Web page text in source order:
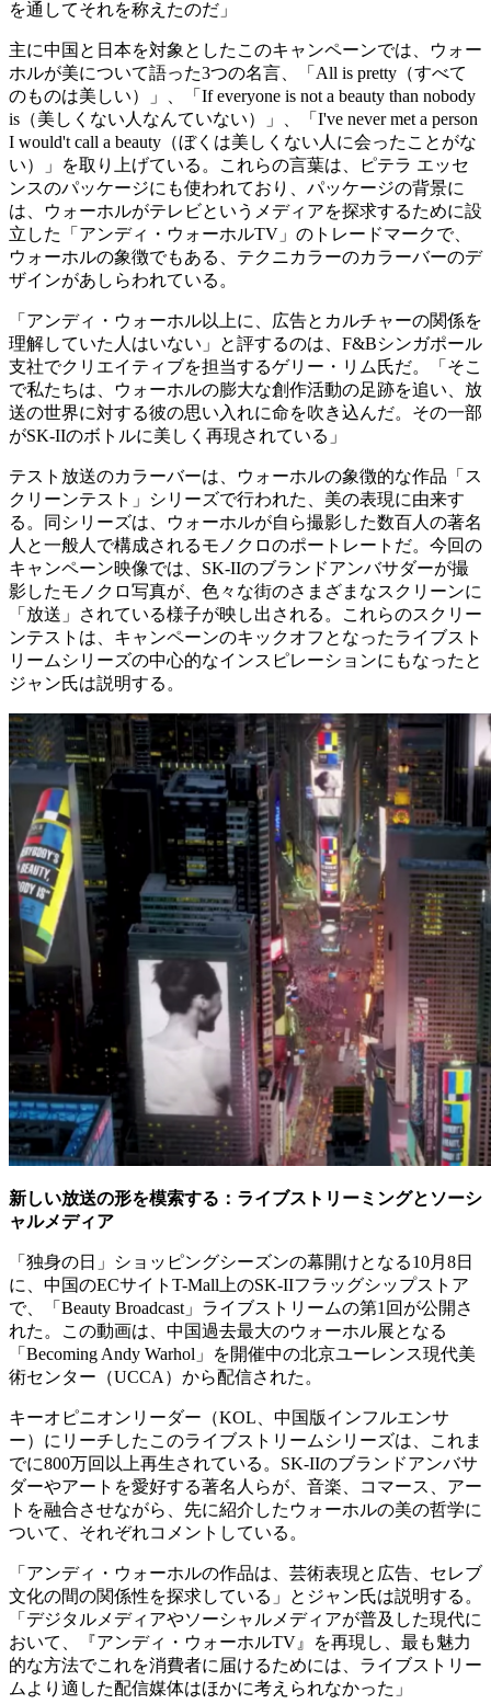
を通してそれを称えたのだ」
主に中国と日本を対象としたこのキャンペーンでは、ウォー
ホルが美について語った3つの名言、「All is pretty（すべて
のものは美しい）」、「If everyone is not a beauty than nobody
is（美しくない人なんていない）」、「I've never met a person
I would't call a beauty（ぼくは美しくない人に会ったことがな
い）」を取り上げている。これらの言葉は、ピテラ エッセ
ンスのパッケージにも使われており、パッケージの背景に
は、ウォーホルがテレビというメディアを探求するために設
立した「アンディ・ウォーホルTV」のトレードマークで、
ウォーホルの象徴でもある、テクニカラーのカラーバーのデ
ザインがあしらわれている。
「アンディ・ウォーホル以上に、広告とカルチャーの関係を
理解していた人はいない」と評するのは、F&Bシンガポール
支社でクリエイティブを担当するゲリー・リム氏だ。「そこ
で私たちは、ウォーホルの膨大な創作活動の足跡を追い、放
送の世界に対する彼の思い入れに命を吹き込んだ。その一部
がSK-IIのボトルに美しく再現されている」
テスト放送のカラーバーは、ウォーホルの象徴的な作品「ス
クリーンテスト」シリーズで行われた、美の表現に由来す
る。同シリーズは、ウォーホルが自ら撮影した数百人の著名
人と一般人で構成されるモノクロのポートレートだ。今回の
キャンペーン映像では、SK-IIのブランドアンバサダーが撮
影したモノクロ写真が、色々な街のさまざまなスクリーンに
「放送」されている様子が映し出される。これらのスクリー
ンテストは、キャンペーンのキックオフとなったライブスト
リームシリーズの中心的なインスピレーションにもなったと
ジャン氏は説明する。
新しい放送の形を模索する：ライブストリーミングとソーシ
ャルメディア
「独身の日」ショッピングシーズンの幕開けとなる10月8日
に、中国のECサイトT-Mall上のSK-IIフラッグシップストア
で、「Beauty Broadcast」ライブストリームの第1回が公開さ
れた。この動画は、中国過去最大のウォーホル展となる
「Becoming Andy Warhol」を開催中の北京ユーレンス現代美
術センター（UCCA）から配信された。
キーオピニオンリーダー（KOL、中国版インフルエンサ
ー）にリーチしたこのライブストリームシリーズは、これま
でに800万回以上再生されている。SK-IIのブランドアンバサ
ダーやアートを愛好する著名人らが、音楽、コマース、アー
トを融合させながら、先に紹介したウォーホルの美の哲学に
ついて、それぞれコメントしている。
「アンディ・ウォーホルの作品は、芸術表現と広告、セレブ
文化の間の関係性を探求している」とジャン氏は説明する。
「デジタルメディアやソーシャルメディアが普及した現代に
おいて、『アンディ・ウォーホルTV』を再現し、最も魅力
的な方法でこれを消費者に届けるためには、ライブストリー
ムより適した配信媒体はほかに考えられなかった」